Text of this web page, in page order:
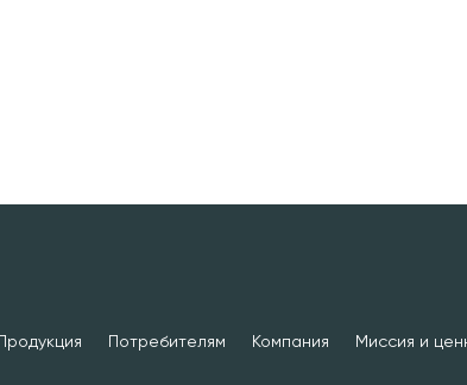
Продукция Потребителям Компания Миссия и